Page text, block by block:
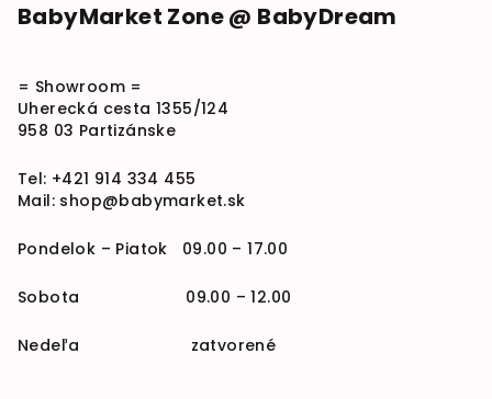
BabyMarket Zone @ BabyDream
= Showroom =
Uherecká cesta 1355/124
958 03 Partizánske
Tel: +421 914 334 455
Mail: shop@babymarket.sk
Pondelok – Piatok 09.00 – 17.00
Sobota 09.00 – 12.00
Nedeľa zatvorené